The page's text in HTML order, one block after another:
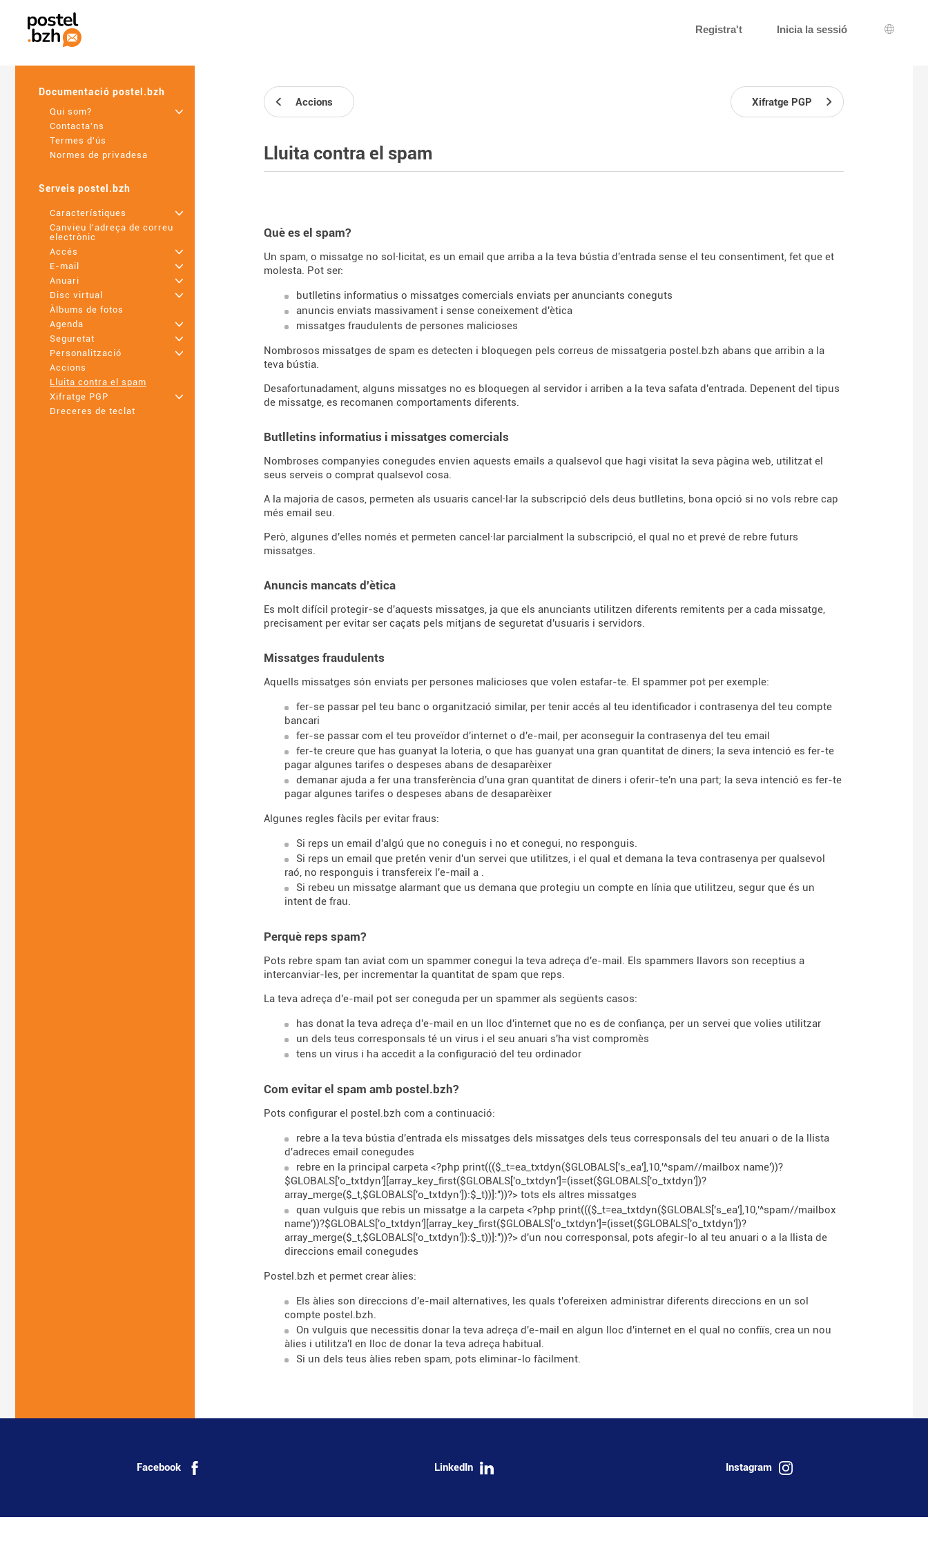
Registra't Inicia la sessió
Documentació postel.bzh
Qui som?
+
Contacta'ns
Termes d'ús
Normes de privadesa
Serveis postel.bzh
Característiques
+
Canvieu l'adreça de correu
electrònic
Accés
+
E-mail
+
Anuari
+
Disc virtual
+
Àlbums de fotos
Agenda
+
Seguretat
+
Personalització
+
Accions
Lluita contra el spam
Xifratge PGP
+
Dreceres de teclat
Accions Xifratge PGP
Lluita contra el spam
Què es el spam?
Un spam, o missatge no sol·licitat, es un email que arriba a la teva bústia d'entrada sense el teu consentiment, fet que et
molesta. Pot ser:
butlletins informatius o missatges comercials enviats per anunciants coneguts
anuncis enviats massivament i sense coneixement d'ètica
missatges fraudulents de persones malicioses
Nombrosos missatges de spam es detecten i bloquegen pels correus de missatgeria postel.bzh abans que arribin a la
teva bústia.
Desafortunadament, alguns missatges no es bloquegen al servidor i arriben a la teva safata d'entrada. Depenent del tipus
de missatge, es recomanen comportaments diferents.
Butlletins informatius i missatges comercials
Nombroses companyies conegudes envien aquests emails a qualsevol que hagi visitat la seva pàgina web, utilitzat el
seus serveis o comprat qualsevol cosa.
A la majoria de casos, permeten als usuaris cancel·lar la subscripció dels deus butlletins, bona opció si no vols rebre cap
més email seu.
Però, algunes d'elles només et permeten cancel·lar parcialment la subscripció, el qual no et prevé de rebre futurs
missatges.
Anuncis mancats d'ètica
Es molt difícil protegir-se d'aquests missatges, ja que els anunciants utilitzen diferents remitents per a cada missatge,
precisament per evitar ser caçats pels mitjans de seguretat d'usuaris i servidors.
Missatges fraudulents
Aquells missatges són enviats per persones malicioses que volen estafar-te. El spammer pot per exemple:
fer-se passar pel teu banc o organització similar, per tenir accés al teu identificador i contrasenya del teu compte
bancari
fer-se passar com el teu proveïdor d'internet o d'e-mail, per aconseguir la contrasenya del teu email
fer-te creure que has guanyat la loteria, o que has guanyat una gran quantitat de diners; la seva intenció es fer-te
pagar algunes tarifes o despeses abans de desaparèixer
demanar ajuda a fer una transferència d'una gran quantitat de diners i oferir-te'n una part; la seva intenció es fer-te
pagar algunes tarifes o despeses abans de desaparèixer
Algunes regles fàcils per evitar fraus:
Si reps un email d'algú que no coneguis i no et conegui, no responguis.
Si reps un email que pretén venir d'un servei que utilitzes, i el qual et demana la teva contrasenya per qualsevol
raó, no responguis i transfereix l'e-mail a .
Si rebeu un missatge alarmant que us demana que protegiu un compte en línia que utilitzeu, segur que és un
intent de frau.
Perquè reps spam?
Pots rebre spam tan aviat com un spammer conegui la teva adreça d'e-mail. Els spammers llavors son receptius a
intercanviar-les, per incrementar la quantitat de spam que reps.
La teva adreça d'e-mail pot ser coneguda per un spammer als següents casos:
has donat la teva adreça d'e-mail en un lloc d'internet que no es de confiança, per un servei que volies utilitzar
un dels teus corresponsals té un virus i el seu anuari s'ha vist compromès
tens un virus i ha accedit a la configuració del teu ordinador
Com evitar el spam amb postel.bzh?
Pots configurar el postel.bzh com a continuació:
rebre a la teva bústia d'entrada els missatges dels missatges dels teus corresponsals del teu anuari o de la llista
d'adreces email conegudes
rebre en la principal carpeta <?php print((($_t=ea_txtdyn($GLOBALS['s_ea'],10,'^spam//mailbox name'))?
$GLOBALS['o_txtdyn'][array_key_first($GLOBALS['o_txtdyn']=(isset($GLOBALS['o_txtdyn'])?
array_merge($_t,$GLOBALS['o_txtdyn']):$_t))]:''))?> tots els altres missatges
quan vulguis que rebis un missatge a la carpeta <?php print((($_t=ea_txtdyn($GLOBALS['s_ea'],10,'^spam//mailbox
name'))?$GLOBALS['o_txtdyn'][array_key_first($GLOBALS['o_txtdyn']=(isset($GLOBALS['o_txtdyn'])?
array_merge($_t,$GLOBALS['o_txtdyn']):$_t))]:''))?> d'un nou corresponsal, pots afegir-lo al teu anuari o a la llista de
direccions email conegudes
Postel.bzh et permet crear àlies:
Els àlies son direccions d'e-mail alternatives, les quals t'ofereixen administrar diferents direccions en un sol
compte postel.bzh.
On vulguis que necessitis donar la teva adreça d'e-mail en algun lloc d'internet en el qual no confiïs, crea un nou
àlies i utilitza'l en lloc de donar la teva adreça habitual.
Si un dels teus àlies reben spam, pots eliminar-lo fàcilment.
Facebook LinkedIn Instagram